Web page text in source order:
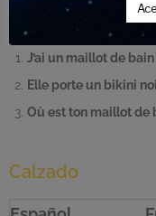
Ejemplos:
J’ai un maillot de
Elle porte un bikini
Où est ton maillot de
Calzado